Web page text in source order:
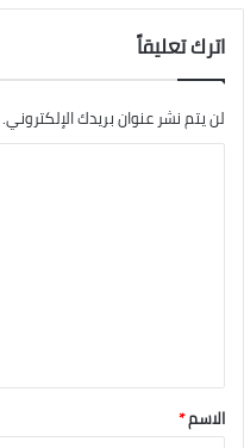
اترك تعليقاً
لن يتم نشر عنوان بريدك الإلكتروني.
*
الاسم*